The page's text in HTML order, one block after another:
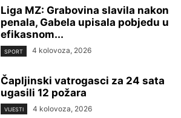
Liga MZ: Grabovina slavila nakon
penala, Gabela upisala pobjedu u
efikasnom...
SPORT 4 kolovoza, 2026
Čapljinski vatrogasci za 24 sata
ugasili 12 požara
VIJESTI 4 kolovoza, 2026